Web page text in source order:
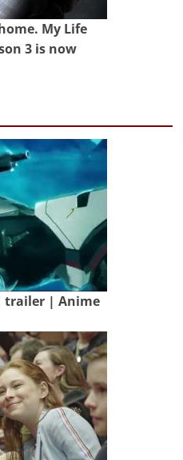
My Life
3 is now
trailer | Anime